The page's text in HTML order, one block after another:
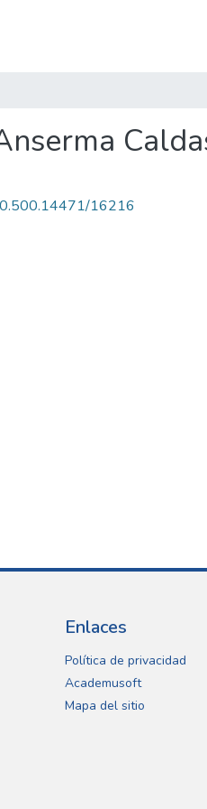
16216
Enlaces
Política de privacidad
Academusoft
Mapa del sitio